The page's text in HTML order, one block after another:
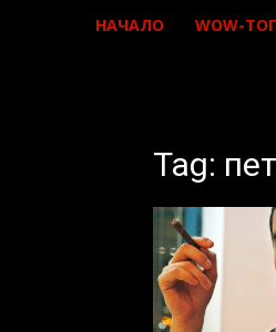
НАЧАЛО WOW-
Tag: